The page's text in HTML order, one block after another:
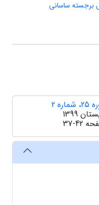
برجسته ساسانی
2
1399
37-42